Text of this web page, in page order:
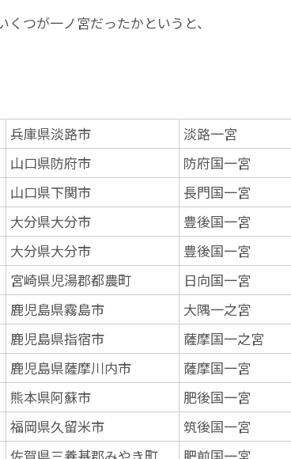
つが一ノ宮だったかというと、
兵庫県淡路市 淡路一宮
山口県防府市 防府国一宮
山口県下関市 長門国一宮
大分県大分市 豊後国一宮
大分県大分市 豊後国一宮
宮崎県児湯郡都農町 日向国一宮
鹿児島県霧島市 大隅一之宮
鹿児島県指宿市 薩摩国一之宮
鹿児島県薩摩川内市 薩摩国一宮
熊本県阿蘇市 肥後国一宮
福岡県久留米市 筑後国一宮